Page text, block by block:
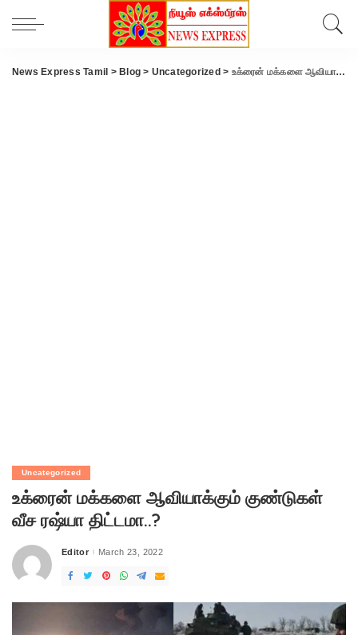
News Express Tamil > Blog > Uncategorized > உக்ரைன் மக்களை ஆவியாக்கும் குண்டுகள் வீச ரஷ்யா திட்டமா..?
Uncategorized
உக்ரைன் மக்களை ஆவியாக்கும் குண்டுகள்
வீச ரஷ்யா திட்டமா..?
Posted
Editor March 23, 2022